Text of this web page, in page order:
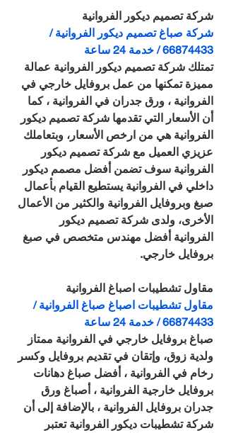
شركة تصميم ديكور الفروانية
شركة صباغ تصميم ديكور الفروانية /
66874433 / خدمة 24 ساعة
تمتلك شركة تصميم ديكور الفروانية عمالة
مميزة تمكنها من عمل بروفايل خارجي في
الفروانية ، ورق جدران في الفروانية ، كما
أن الأسعار التي تقدمها شركة تصميم ديكور
الفروانية هي من ارخص الأسعار، وبتعاملك
عزيزي العميل مع شركة تصميم ديكور
الفروانية سوف تضمن أفضل مصمم ديكور
داخلي في الفروانية يستطيع القيام بأعمال
صبغ وبروفايل الفروانية والكثير من الأعمال
الأخرى، ولدى شركة تصميم ديكور
الفروانية أفضل مهندس متخصص في صبغ
بروفايل خارجي.
مقاول تشطيبات اصباغ الفروانية
مقاول تشطيبات اصباغ صباغ الفروانية /
66874433 / خدمة 24 ساعة
صباغ بروفايل خارجي في الفروانية ممتاز
ولدية زوق، وإتقان في تقديم بروفايل وكسر
رخام في الفروانية ، أفضل صباغ دهانات
بروفايل خارجية الفروانية ، أصباغ ورق
جدران بروفايل الفروانية ، بالإضافة إلى أن
شركة تشطيبات ديكور الفروانية تعتبر